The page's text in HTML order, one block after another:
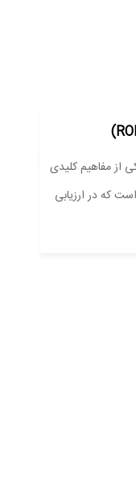
از مفاهیم کلیدی
که در ارزیابی